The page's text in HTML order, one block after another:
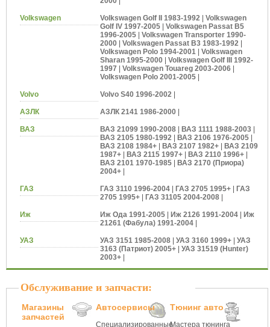
Volkswagen Volkswagen Golf II 1983-1992 | Volkswagen
Golf IV 1997-2005 | Volkswagen Passat B5
1996-2005 | Volkswagen Transporter 1990-
2000 | Volkswagen Passat B3 1983-1992 |
Volkswagen Polo 1994-2001 | Volkswagen
Sharan 1995-2000 | Volkswagen Golf III 1992-
1997 | Volkswagen Touareg 2003-2006 |
Volkswagen Polo 2001-2005 |
Volvo Volvo S40 1996-2002 |
АЗЛК АЗЛК 2141 1986-2000 |
ВАЗ ВАЗ 21099 1990-2008 | ВАЗ 1111 1988-2003 |
ВАЗ 2105 1980-1992 | ВАЗ 2106 1976-2005 |
ВАЗ 2108 1984+ | ВАЗ 2107 1982+ | ВАЗ 2109
1987+ | ВАЗ 2115 1997+ | ВАЗ 2110 1996+ |
ВАЗ 2101 1970-1985 | ВАЗ 2170 (Приора)
2004+ |
ГАЗ ГАЗ 3110 1996-2004 | ГАЗ 2705 1995+ | ГАЗ
2705 1995+ | ГАЗ 31105 2004-2008 |
Иж Иж Ода 1991-2005 | Иж 2126 1991-2004 | Иж
21261 (Фабула) 1991-2004 |
УАЗ УАЗ 3151 1985-2008 | УАЗ 3160 1999+ | УАЗ
3163 (Патриот) 2005+ | УАЗ 31519 (Hunter)
2003+ |
Обслуживание и запчасти:
Магазины
запчастей
Автосервисы
Специализированные
Тюнинг авто
Мастера тюнинга